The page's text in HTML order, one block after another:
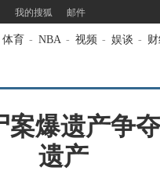
我的搜狐 邮件
体育 - NBA - 视频 - 娱谈 -
案爆遗产争
遗产